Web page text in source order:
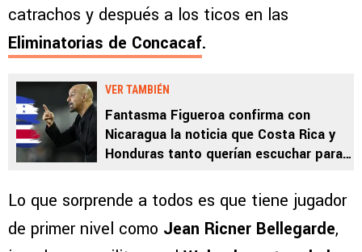
catrachos y después a los ticos en las
Eliminatorias de Concacaf.
VER TAMBIÉN
Fantasma Figueroa confirma con
Nicaragua la noticia que Costa Rica y
Honduras tanto querían escuchar para
Lo que sorprende a todos es que tiene jugador
de primer nivel como Jean Ricner Bellegarde,